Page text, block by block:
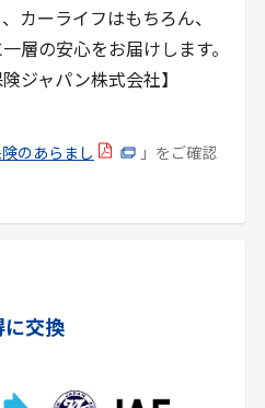
、カーライフはもちろん、
層の安心をお届けします。
ジャパン株式会社】
のあらまし
」をご確認
に交換